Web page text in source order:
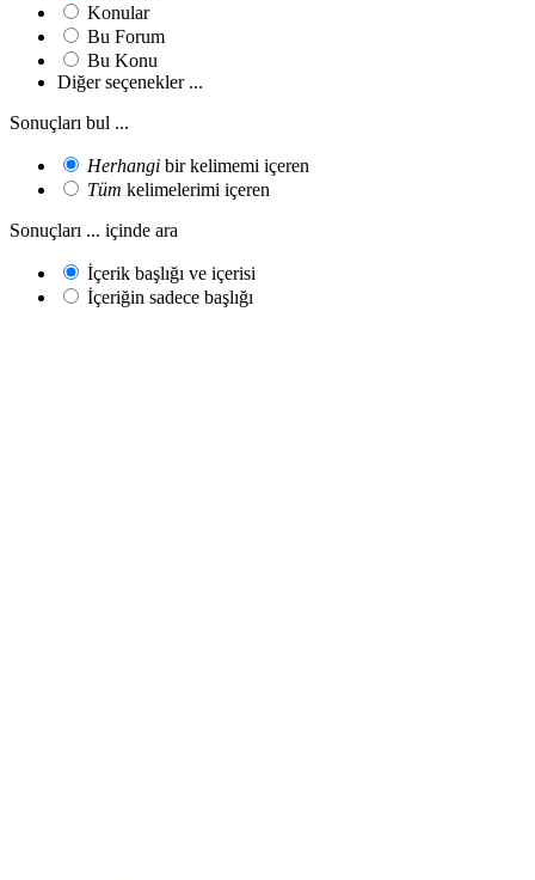
Konular
Bu Forum
Bu Konu
Diğer seçenekler ...
Sonuçları bul ...
Herhangi bir kelimemi içeren
Tüm kelimelerimi içeren
Sonuçları ... içinde ara
İçerik başlığı ve içerisi
İçeriğin sadece başlığı